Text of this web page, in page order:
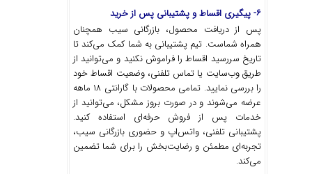
۶- پیگیری اقساط و پشتیبانی پس از خرید
پس از دریافت محصول، بازرگانی سیب همچنان
همراه شماست. تیم پشتیبانی به شما کمک می‌کند تا
تاریخ سررسید اقساط را فراموش نکنید و می‌توانید از
طریق وب‌سایت یا تماس تلفنی، وضعیت اقساط خود
را بررسی نمایید. تمامی محصولات با گارانتی ۱۸ ماهه
عرضه می‌شوند و در صورت بروز مشکل، می‌توانید از
خدمات پس از فروش حرفه‌ای استفاده کنید.
پشتیبانی تلفنی، واتس‌اپ و حضوری بازرگانی سیب،
تجربه‌ای مطمئن و رضایت‌بخش را برای شما تضمین
می‌کند.